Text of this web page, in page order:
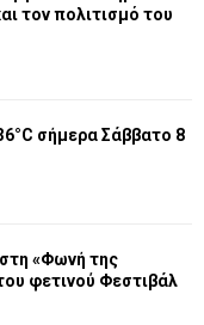
τον πολιτισμό του
σήμερα Σάββατο 8
«Φωνή της
φετινού Φεστιβάλ